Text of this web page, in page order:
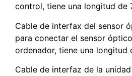
control, tiene una longitud de
Cable de interfax del sensor
para conectar el sensor
ordenador, tiene una longitud
Cable de interfaz de la